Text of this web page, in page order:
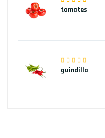
tomates
guindilla